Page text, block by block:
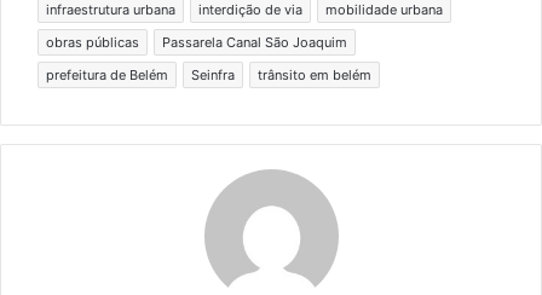
infraestrutura urbana
interdição de via
mobilidade urbana
obras públicas
Passarela Canal São Joaquim
prefeitura de Belém
Seinfra trânsito em belém